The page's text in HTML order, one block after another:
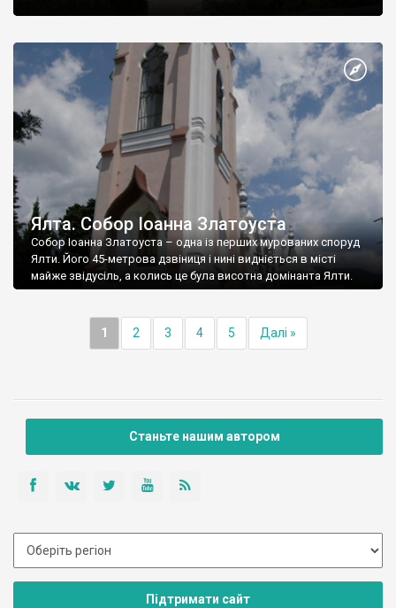
Ялта. Собор Іоанна Златоуста
Собор Іоанна Златоуста – одна із перших мурованих споруд
Ялти. Його 45-метрова дзвіниця і нині видніється в місті
майже звідусіль, а колись це була висотна домінанта Ялти.
1 2 3 4 5 Далі »
Станьте нашим автором
Підтримати сайт